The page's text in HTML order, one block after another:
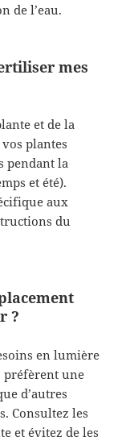
de l’eau.
mes
et de la
plantes
pendant la
et été).
aux
du
?
en lumière
préfèrent une
d’autres
Consultez les
et évitez de les